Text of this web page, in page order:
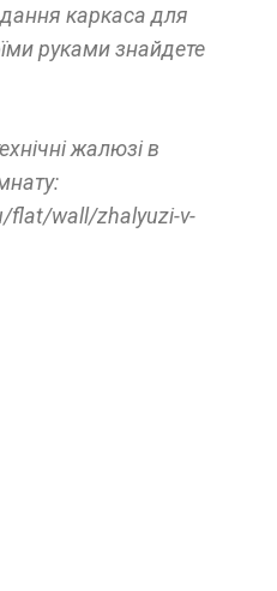
каркаса для
руками знайдете
жалюзі в
flat/wall/zhalyuzi-v-